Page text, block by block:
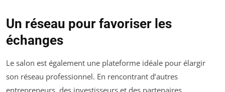
Un réseau pour favoriser les
échanges
Le salon est également une plateforme idéale pour élargir
son réseau professionnel. En rencontrant d’autres
entrepreneurs, des investisseurs et des partenaires